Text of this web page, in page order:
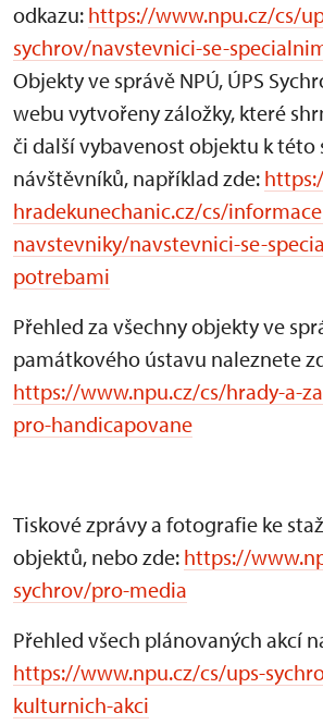
odkazu: https://www.npu.cz/cs/
sychrov/navstevnici-se-
Objekty ve správě NPÚ, ÚPS
webu vytvořeny záložky, které
či další vybavenost objektu k této
návštěvníků, například zde:
hradekunechanic.cz/cs/
navstevniky/navstevnici-se-
potrebami
Přehled za všechny objekty ve
památkového ústavu naleznete
https://www.npu.cz/cs/hrady-a-
pro-handicapovane
Tiskové zprávy a fotografie ke
objektů, nebo zde: https://
sychrov/pro-media
Přehled všech plánovaných akcí
https://www.npu.cz/cs/ups-
kulturnich-akci